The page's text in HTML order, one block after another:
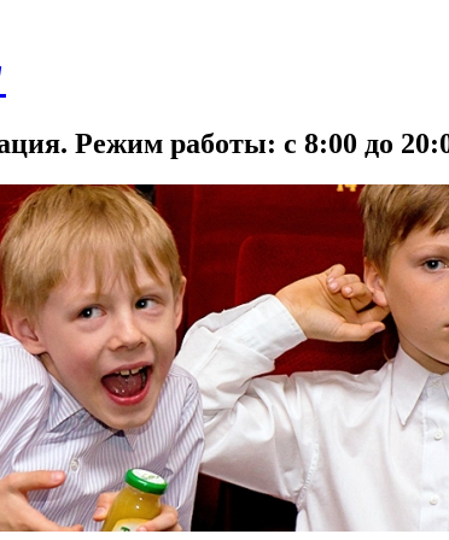
Режим работы: с 8:00 до